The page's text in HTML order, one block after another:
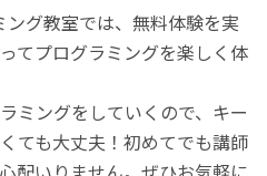
ング教室では、無料体験を実
てプログラミングを楽しく体
ミングをしていくので、キー
ても大丈夫！初めてでも講師